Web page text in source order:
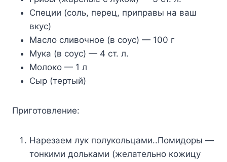
Специи (соль, перец, приправы на ваш
вкус)
Масло сливочное (в соус) — 100 г
Мука (в соус) — 4 ст. л.
Молоко — 1 л
Сыр (тертый)
Приготовление:
Нарезаем лук полукольцами..Помидоры —
тонкими дольками (желательно кожицу